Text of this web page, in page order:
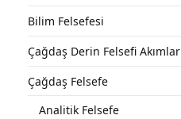
Bilim Felsefesi
Çağdaş Derin Felsefi Akımlar
Çağdaş Felsefe
Analitik Felsefe